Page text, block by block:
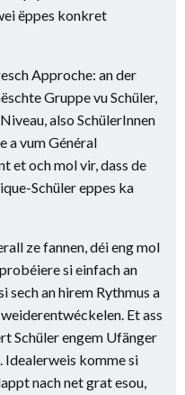
ëppes konkret
Approche: an der
Gruppe vu Schüler,
also SchülerInnen
a vum Général
et och mol vir, dass de
Schüler eppes ka
ze fannen, déi eng mol
si einfach an
sech an hirem Rythmus a
Et ass
Schüler engem Ufänger
Idealerweis komme si
nach net grat esou,